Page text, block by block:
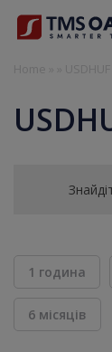
1 година
6 місяців